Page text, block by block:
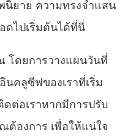
นิยาย ความทรงจำแสน
ไปเริ่มต้นได้ที่นี่
โดยการวางแผนวันที่
คลูซีฟของเราที่เริ่ม
ต่อเราหากมีการปรับ
ต้องการ เพื่อให้แน่ใจ